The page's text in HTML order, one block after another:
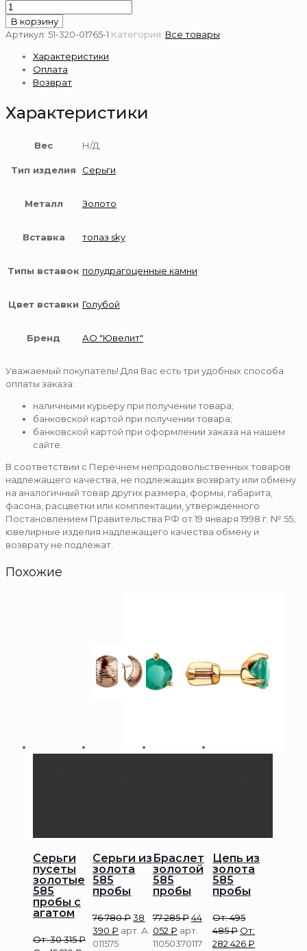
Количество
товара
Серьги
золота
пробы
топазом
В корзину
Артикул: 51-320-01765-1 Категория: Все товары
Характеристики
Оплата
Возврат
Характеристики
Вес Н/Д
Тип изделия Серьги
Металл Золото
Вставка топаз sky
Типы вставок полудрагоценные камни
Цвет вставки Голубой
Бренд АО "Ювелит"
Уважаемый покупатель! Для Вас есть три удобных способа
оплаты заказа:
наличными курьеру при получении товара;
банковской картой при получении товара;
банковской картой при оформлении заказа на нашем
сайте.
В соответствии с Перечнем непродовольственных товаров
надлежащего качества, не подлежащих возврату или обмену
на аналогичный товар других размера, формы, габарита,
фасона, расцветки или комплектации, утвержденного
Постановлением Правительства РФ от 19 января 1998 г. № 55,
ювелирные изделия надлежащего качества обмену и
возврату не подлежат.
Похожие
Серьги
пусеты
золотые
585
пробы с
агатом
От:30 315₽
Серьги из
золота
585
пробы
76 780₽38
390₽ арт. А
011575
Браслет
золотой
585
пробы
77 285₽44
052 ₽ арт.
11050370117
Цепь из
золота
585
пробы
От:495
485₽ От:
282 426₽